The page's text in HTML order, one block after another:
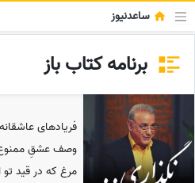
ساعدنیوز
برنامه کتاب باز
فریادهای
وصف عشقِ
مرغ که در قید تو